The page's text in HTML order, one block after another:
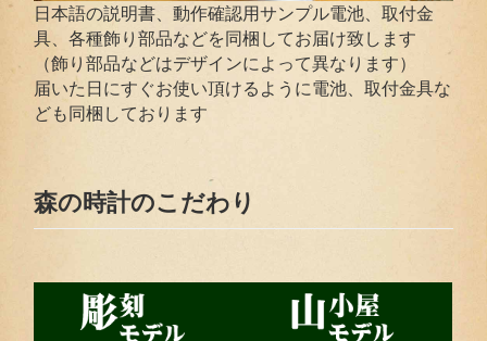
日本語の説明書、動作確認用サンプル電池、取付金
具、各種飾り部品などを同梱してお届け致します
（飾り部品などはデザインによって異なります）
届いた日にすぐお使い頂けるように電池、取付金具な
ども同梱しております
森の時計のこだわり